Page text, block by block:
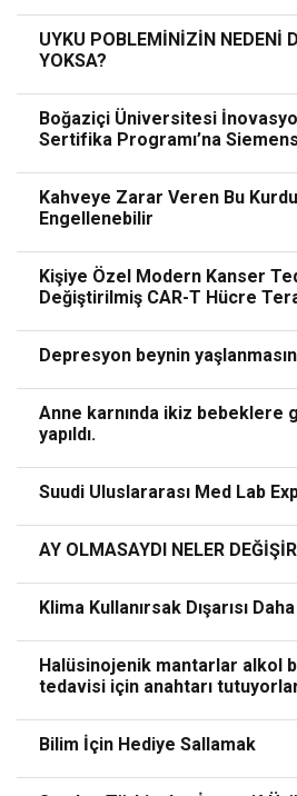
UYKU POBLEMİNİZİN NEDENİ
YOKSA?
Boğaziçi Üniversitesi
Sertifika Programı’na Siemens
Kahveye Zarar Veren Bu
Engellenebilir
Kişiye Özel Modern Kanser
Değiştirilmiş CAR-T Hücre
Depresyon beynin
Anne karnında ikiz bebeklere
yapıldı.
Suudi Uluslararası Med Lab
AY OLMASAYDI NELER
Klima Kullanırsak Dışarısı
Halüsinojenik mantarlar alkol
tedavisi için anahtarı
Bilim İçin Hediye Sallamak